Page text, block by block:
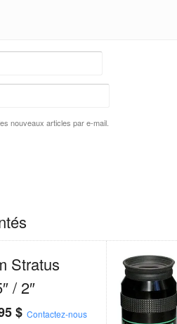
nouveaux articles par e-mail.
Stratus
/ 2″
$ Contactez-nous